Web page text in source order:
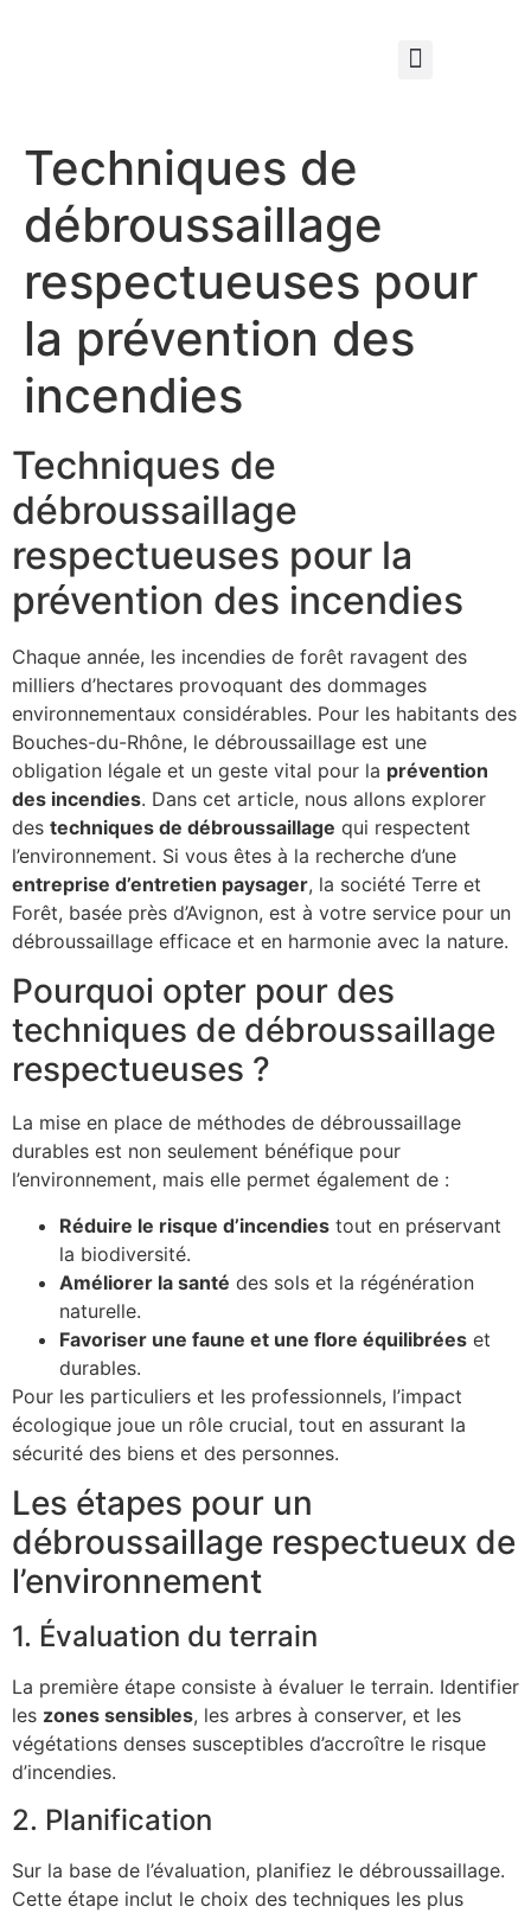
Techniques de
débroussaillage
respectueuses pour
la prévention des
incendies
Techniques de
débroussaillage
respectueuses pour la
prévention des incendies
Chaque année, les incendies de forêt ravagent des
milliers d’hectares provoquant des dommages
environnementaux considérables. Pour les habitants des
Bouches-du-Rhône, le débroussaillage est une
obligation légale et un geste vital pour la prévention
des incendies. Dans cet article, nous allons explorer
des techniques de débroussaillage qui respectent
l’environnement. Si vous êtes à la recherche d’une
entreprise d’entretien paysager, la société Terre et
Forêt, basée près d’Avignon, est à votre service pour un
débroussaillage efficace et en harmonie avec la nature.
Pourquoi opter pour des
techniques de débroussaillage
respectueuses ?
La mise en place de méthodes de débroussaillage
durables est non seulement bénéfique pour
l’environnement, mais elle permet également de :
Réduire le risque d’incendies tout en préservant
la biodiversité.
Améliorer la santé des sols et la régénération
naturelle.
Favoriser une faune et une flore équilibrées et
durables.
Pour les particuliers et les professionnels, l’impact
écologique joue un rôle crucial, tout en assurant la
sécurité des biens et des personnes.
Les étapes pour un
débroussaillage respectueux de
l’environnement
1. Évaluation du terrain
La première étape consiste à évaluer le terrain. Identifier
les zones sensibles, les arbres à conserver, et les
végétations denses susceptibles d’accroître le risque
d’incendies.
2. Planification
Sur la base de l’évaluation, planifiez le débroussaillage.
Cette étape inclut le choix des techniques les plus